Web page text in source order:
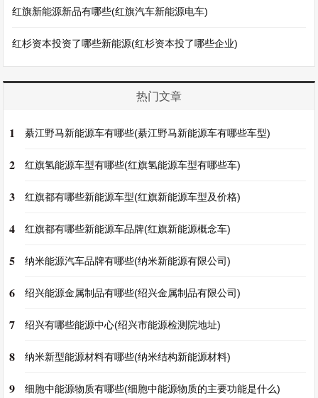
红旗新能源新品有哪些(红旗汽车新能源电车)
红杉资本投资了哪些新能源(红杉资本投了哪些企业)
热门文章
1 綦江野马新能源车有哪些(綦江野马新能源车有哪些车型)
2 红旗氢能源车型有哪些(红旗氢能源车型有哪些车)
3 红旗都有哪些新能源车型(红旗新能源车型及价格)
4 红旗都有哪些新能源车品牌(红旗新能源概念车)
5 纳米能源汽车品牌有哪些(纳米新能源有限公司)
6 绍兴能源金属制品有哪些(绍兴金属制品有限公司)
7 绍兴有哪些能源中心(绍兴市能源检测院地址)
8 纳米新型能源材料有哪些(纳米结构新能源材料)
9 细胞中能源物质有哪些(细胞中能源物质的主要功能是什么)